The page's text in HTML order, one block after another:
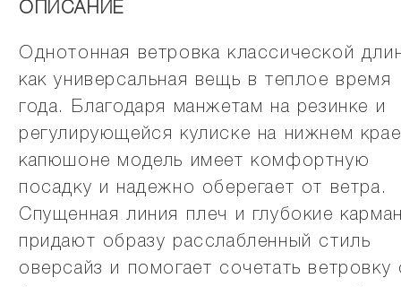
ОПИСАНИЕ
Однотонная ветровка классической
как универсальная вещь в теплое время
года. Благодаря манжетам на резинке и
регулирующейся кулиске на нижнем
капюшоне модель имеет комфортную
посадку и надежно оберегает от ветра.
Спущенная линия плеч и глубокие
придают образу расслабленный стиль
оверсайз и помогает сочетать ветровку